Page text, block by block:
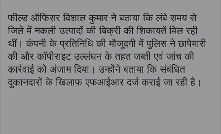
फील्ड ऑफिसर विशाल कुमार ने बताया कि लंबे समय से
जिले में नकली उत्पादों की बिक्री की शिकायतें मिल रही
थीं। कंपनी के प्रतिनिधि की मौजूदगी में पुलिस ने छापेमारी
की और कॉपीराइट उल्लंघन के तहत जब्ती एवं जांच की
कार्रवाई को अंजाम दिया। उन्होंने बताया कि संबंधित
दुकानदारों के खिलाफ एफआईआर दर्ज कराई जा रही है।